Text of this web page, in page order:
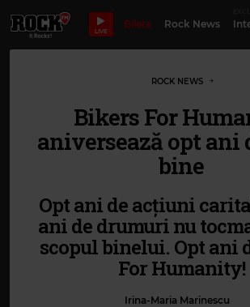
LIVE
Bilete Rock News
ROCK NEWS
Bikers For
aniversează opt ani
bine
Opt ani de acțiuni
ani de drumuri nu
scopul binelui. Opt ani
For Humanity!
Irina-Maria Marinescu